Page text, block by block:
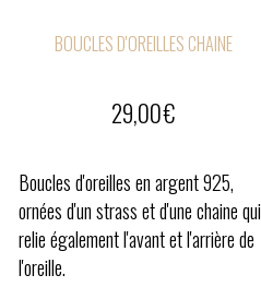
BOUCLES D'OREILLES CHAINE
29,00€
Boucles d'oreilles en argent 925,
ornées d'un strass et d'une chaine qui
relie également l'avant et l'arrière de
l'oreille.